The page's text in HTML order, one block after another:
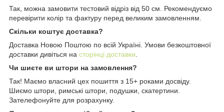
Так, можна замовити тестовий відріз від 50 см. Рекомендуємо
перевірити колір та фактуру перед великим замовленням.
Скільки коштує доставка?
Доставка Новою Поштою по всій Україні. Умови безкоштовної
доставки дивіться на сторінці доставки.
Чи шиєте ви штори на замовлення?
Так! Маємо власний цех пошиття з 15+ роками досвіду.
Шиємо штори, римські штори, подушки, скатертини.
Зателефонуйте для розрахунку.